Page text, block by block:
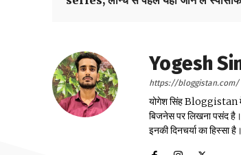
Yogesh
https://bloggistan.com/
योगेश सिंह Bloggistan में
बिजनेस पर लिखना पसंद
इनकी दिनचर्या का हिस्सा है।